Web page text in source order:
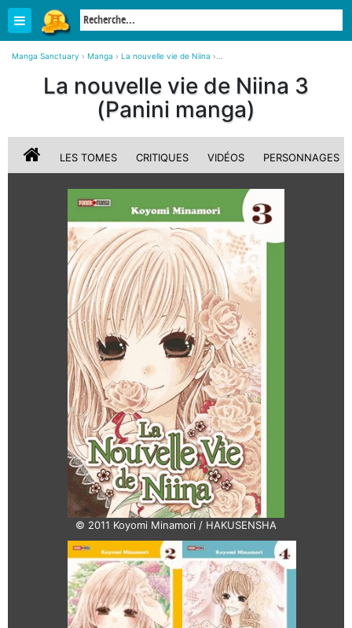
Manga Sanctuary › Manga › La nouvelle vie de Niina ›
La nouvelle vie de Niina 3
(Panini manga)
LES TOMES CRITIQUES VIDÉOS PERSONNAGES
© 2011 Koyomi Minamori / HAKUSENSHA